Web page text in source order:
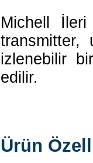
Michell
transmitter,
izlenebilir
edilir.
Ürün